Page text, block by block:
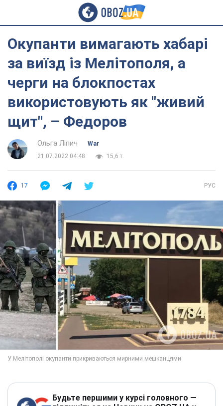
Окупанти вимагають хабарі
за виїзд із Мелітополя, а
черги на блокпостах
використовують як "живий
щит", – Федоров
Ольга Ліпич
War
21.07.2022 04:48
15,6 т.
17 РУС
Будьте першими у курсі головного —